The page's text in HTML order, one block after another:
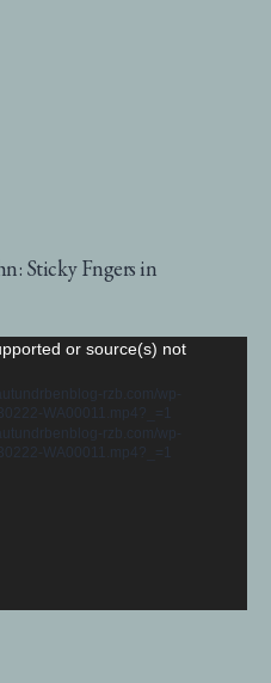
Sticky Fngers in
or source(s) not
rzb.com/wp-
WA00011.mp4?_=1
rzb.com/wp-
WA00011.mp4?_=1